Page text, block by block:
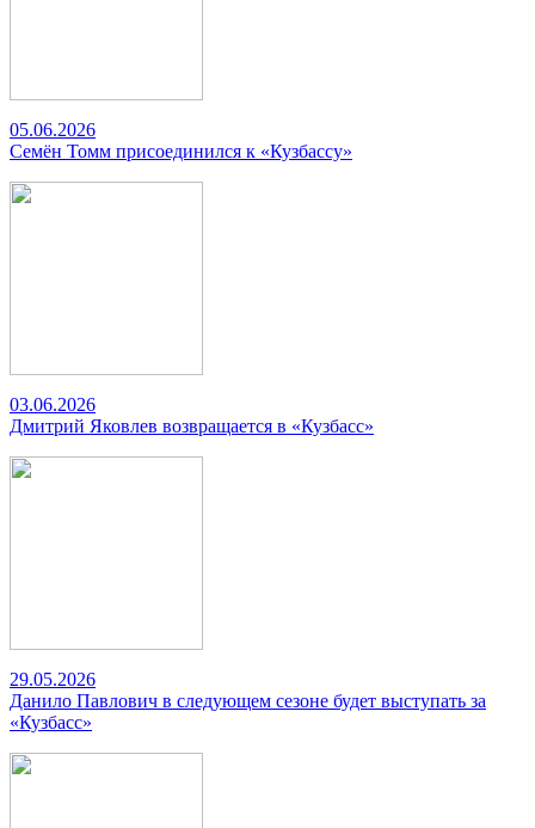
05.06.2026
Семён Томм присоединился к «Кузбассу»
03.06.2026
Дмитрий Яковлев возвращается в «Кузбасс»
29.05.2026
Данило Павлович в следующем сезоне будет выступать за
«Кузбасс»